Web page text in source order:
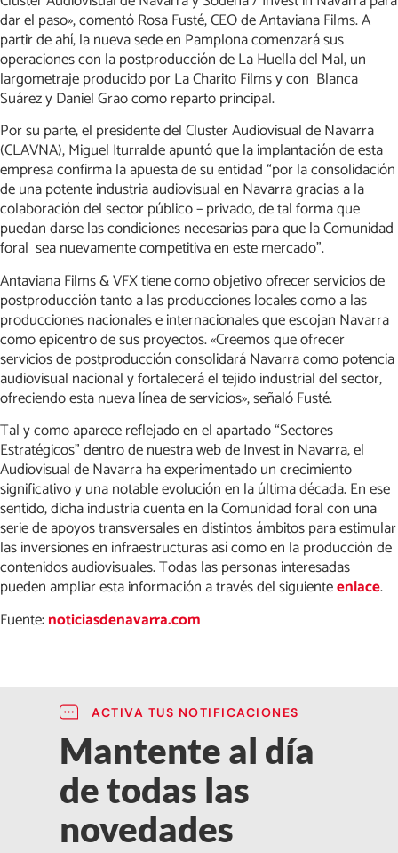
dar el paso», comentó Rosa Fusté, CEO de Antaviana Films. A
partir de ahí, la nueva sede en Pamplona comenzará sus
operaciones con la postproducción de La Huella del Mal, un
largometraje producido por La Charito Films y con Blanca
Suárez y Daniel Grao como reparto principal.
Por su parte, el presidente del Cluster Audiovisual de Navarra
(CLAVNA), Miguel Iturralde apuntó que la implantación de esta
empresa confirma la apuesta de su entidad “por la consolidación
de una potente industria audiovisual en Navarra gracias a la
colaboración del sector público – privado, de tal forma que
puedan darse las condiciones necesarias para que la Comunidad
foral sea nuevamente competitiva en este mercado”.
Antaviana Films & VFX tiene como objetivo ofrecer servicios de
postproducción tanto a las producciones locales como a las
producciones nacionales e internacionales que escojan Navarra
como epicentro de sus proyectos. «Creemos que ofrecer
servicios de postproducción consolidará Navarra como potencia
audiovisual nacional y fortalecerá el tejido industrial del sector,
ofreciendo esta nueva línea de servicios», señaló Fusté.
Tal y como aparece reflejado en el apartado “Sectores
Estratégicos” dentro de nuestra web de Invest in Navarra, el
Audiovisual de Navarra ha experimentado un crecimiento
significativo y una notable evolución en la última década. En ese
sentido, dicha industria cuenta en la Comunidad foral con una
serie de apoyos transversales en distintos ámbitos para estimular
las inversiones en infraestructuras así como en la producción de
contenidos audiovisuales. Todas las personas interesadas
pueden ampliar esta información a través del siguienteenlace.
Fuente:noticiasdenavarra.com
ACTIVA TUS NOTIFICACIONES
Mantente al día
de todas las
novedades